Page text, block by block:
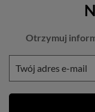
Otrzymuj